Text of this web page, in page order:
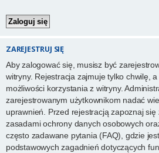
ZAREJESTRUJ SIĘ
Aby zalogować się, musisz być
witryny. Rejestracja zajmuje tylko chwilę,
możliwości korzystania z witryny.
zarejestrowanym użytkownikom nadać
uprawnień. Przed rejestracją zapoznaj
zasadami ochrony danych osobowych
często zadawane pytania (FAQ), gdzie
podstawowych zagadnień dotyczących